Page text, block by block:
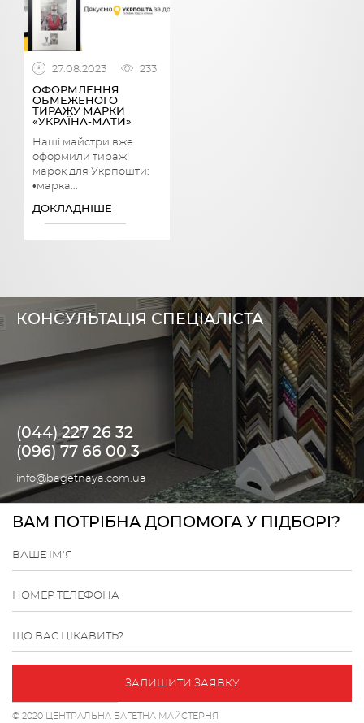
27.08.2023
233
ОФОРМЛЕННЯ
ОБМЕЖЕНОГО
ТИРАЖУ МАРКИ
«УКРАЇНА-МАТИ»
Наші майстри вже
оформили тиражі
марок для Укрпошти:
•марка...
ДОКЛАДНІШЕ
КОНСУЛЬТАЦІЯ СПЕЦІАЛІСТА
(044) 227 26 32
(096) 77 66 00 3
info@bagetnaya.com.ua
ВАМ ПОТРІБНА ДОПОМОГА У ПІДБОРІ?
ВАШЕ ІМ'Я
НОМЕР ТЕЛЕФОНА
ЩО ВАС ЦІКАВИТЬ?
ЗАЛИШИТИ ЗАЯВКУ
© 2020 ЦЕНТРАЛЬНА БАГЕТНА МАЙСТЕРНЯ